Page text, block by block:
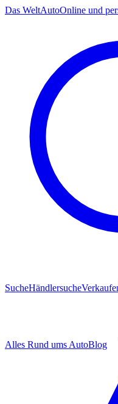
Das WeltAutoOnline und
SucheHändlersuche
Alles Rund ums AutoBlog